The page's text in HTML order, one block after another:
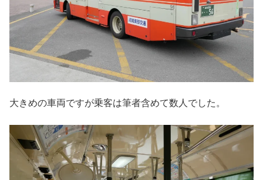
大きめの車両ですが乗客は筆者含めて数人でした。